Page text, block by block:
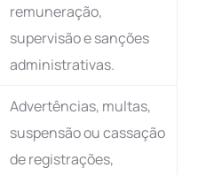
remuneração,
supervisão e sanções
administrativas.
Advertências, multas,
suspensão ou cassação
de registrações,